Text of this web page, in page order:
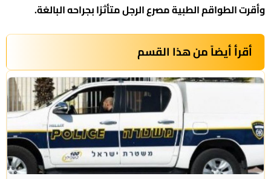
وأقرت الطواقم الطبية مصرع الرجل متأثرًا بجراحه البالغة.
أقرأ أيضاً من هذا القسم